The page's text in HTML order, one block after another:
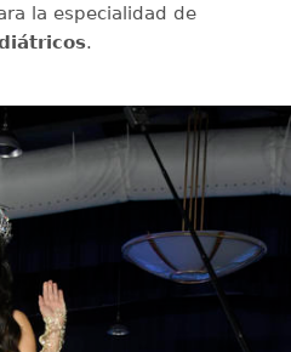
la especialidad de
.